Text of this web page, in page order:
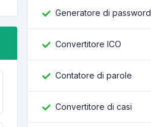
Generatore di password
Convertitore ICO
Contatore di parole
Convertitore di casi